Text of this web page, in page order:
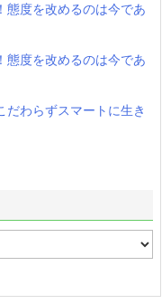
態度を改めるのは今であ
態度を改めるのは今であ
わらずスマートに生き